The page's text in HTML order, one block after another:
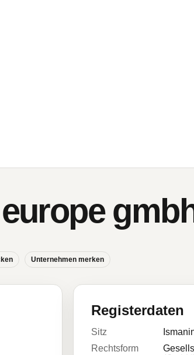
Unternehmen merken
Registerdaten
Sitz
Rechtsform